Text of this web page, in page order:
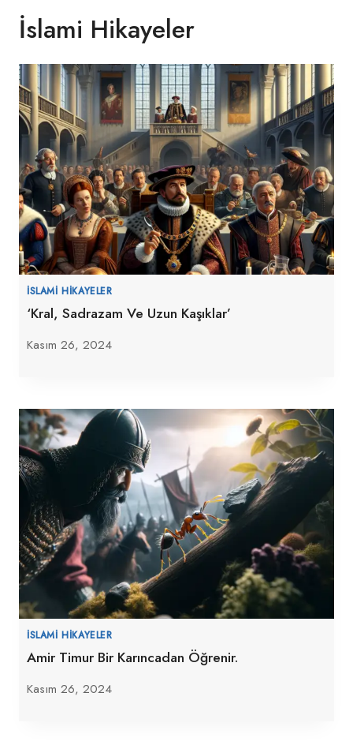
İslami Hikayeler
İSLAMI HIKAYELER
‘Kral, Sadrazam Ve Uzun Kaşıklar’
Kasım 26, 2024
İSLAMI HIKAYELER
Amir Timur Bir Karıncadan Öğrenir.
Kasım 26, 2024